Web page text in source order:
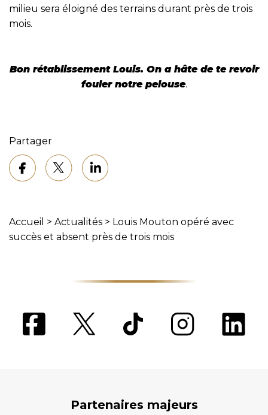
milieu sera éloigné des terrains durant près de trois
mois.
Bon rétablissement Louis. On a hâte de te revoir
fouler notre pelouse.
Partager
Accueil > Actualités > Louis Mouton opéré avec
succès et absent près de trois mois
Partenaires majeurs